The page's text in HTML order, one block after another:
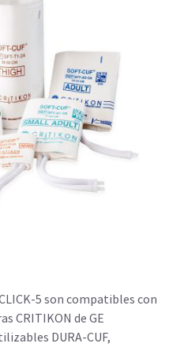
5 son compatibles con
CRITIKON de GE
DURA-CUF,